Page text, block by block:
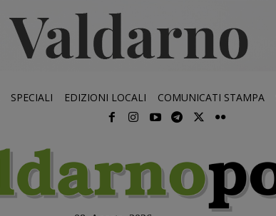
SPECIALI EDIZIONI LOCALI COMUNICATI STAMPA